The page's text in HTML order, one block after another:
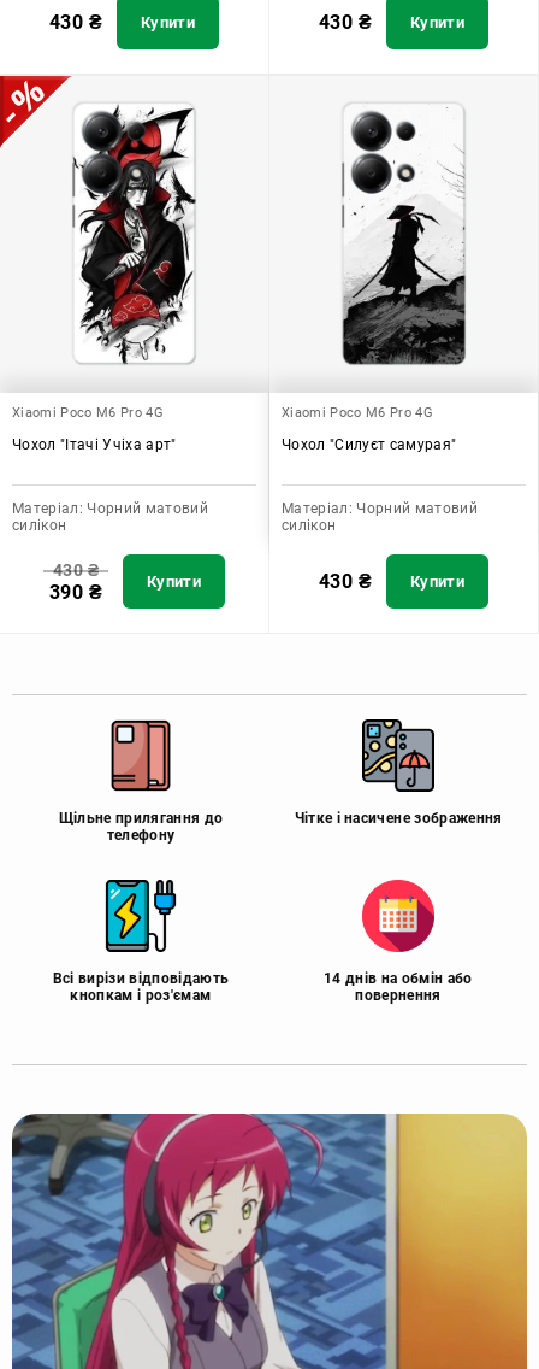
430 ₴ Купити 430 ₴ Купити
Xiaomi Poco M6 Pro 4G
Чохол "Ітачі Учіха арт"
Матеріал: Чорний матовий
силікон
430₴
390 ₴ Купити
Xiaomi Poco M6 Pro 4G
Чохол "Силуєт самурая"
Матеріал: Чорний матовий
силікон
430 ₴ Купити
Щільне прилягання до
телефону
Чітке і насичене зображення
Всі вирізи відповідають
кнопкам і роз'ємам
14 днів на обмін або
повернення